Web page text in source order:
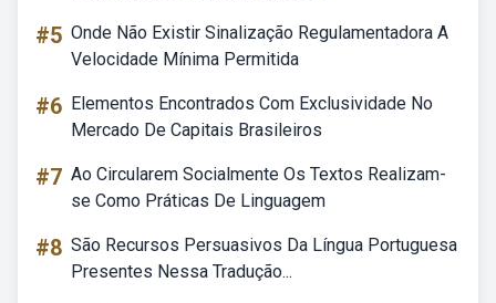
#5 Onde Não Existir Sinalização Regulamentadora A
Velocidade Mínima Permitida
#6 Elementos Encontrados Com Exclusividade No
Mercado De Capitais Brasileiros
#7 Ao Circularem Socialmente Os Textos Realizam-
se Como Práticas De Linguagem
#8 São Recursos Persuasivos Da Língua Portuguesa
Presentes Nessa Tradução...